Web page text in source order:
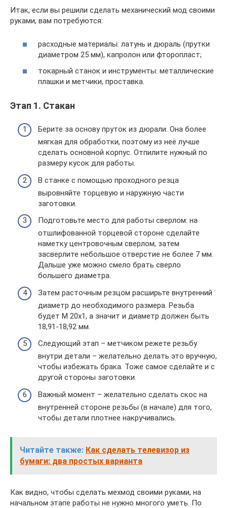
Итак, если вы решили сделать механический мод своими
руками, вам потребуются:
расходные материалы: латунь и дюраль (прутки
диаметром 25 мм), капролон или фторопласт;
токарный станок и инструменты: металлические
плашки и метчики, проставка.
Этап 1. Стакан
Берите за основу пруток из дюрали. Она более
мягкая для обработки, поэтому из неё лучше
сделать основной корпус. Отпилите нужный по
размеру кусок для работы.
В станке с помощью проходного резца
выровняйте торцевую и наружную части
заготовки.
Подготовьте место для работы сверлом: на
отшлифованной торцевой стороне сделайте
наметку центровочным сверлом, затем
засверлите небольшое отверстие не более 7 мм.
Дальше уже можно смело брать сверло
большего диаметра.
Затем расточным резцом расширьте внутренний
диаметр до необходимого размера. Резьба
будет М 20х1, а значит и диаметр должен быть
18,91-18,92 мм.
Следующий этап – метчиком режете резьбу
внутри детали – желательно делать это вручную,
чтобы избежать брака. Тоже самое сделайте и с
другой стороны заготовки.
Важный момент – желательно сделать скос на
внутренней стороне резьбы (в начале) для того,
чтобы детали плотнее накручивались.
Читайте также: Как сделать телевизор из
бумаги: два простых варианта
Как видно, чтобы сделать мехмод своими руками, на
начальном этапе работы не нужно многого уметь. По